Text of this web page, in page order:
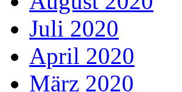
Juli 2020
April 2020
März 2020